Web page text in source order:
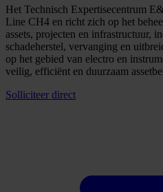
Het Technisch Expertisecentrum
Line CH4 en richt zich op het
assets, projecten en infrastructuur,
schadeherstel, vervanging en
op het gebied van electro en
veilig, efficiënt en duurzaam
Solliciteer direct